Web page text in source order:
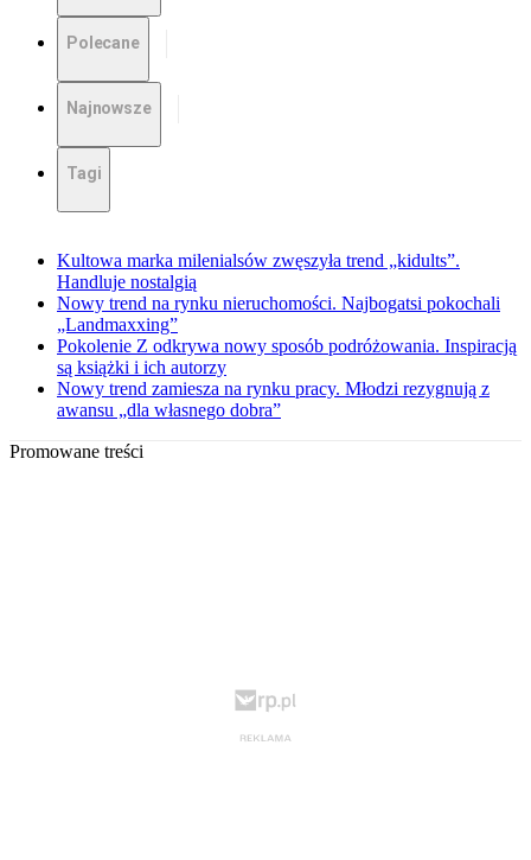
Polecane
Najnowsze
Tagi
Kultowa marka milenialsów zwęszyła trend „kidults”.
Handluje nostalgią
Nowy trend na rynku nieruchomości. Najbogatsi pokochali
„Landmaxxing”
Pokolenie Z odkrywa nowy sposób podróżowania. Inspiracją
są książki i ich autorzy
Nowy trend zamiesza na rynku pracy. Młodzi rezygnują z
awansu „dla własnego dobra”
Promowane treści